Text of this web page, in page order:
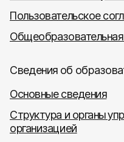
Пользовательское
Сведения об
Основные сведения
Структура и органы
организацией